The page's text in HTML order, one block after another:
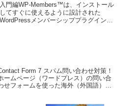
入門編WP-Members™は、インストール
してすぐに使えるように設計された
WordPressメンバーシッププラグインで
Form 7 スパム問い合わせ対策！
ームページ（ワードプレス）の問い合
せフォームを使った海外（外国語）ス